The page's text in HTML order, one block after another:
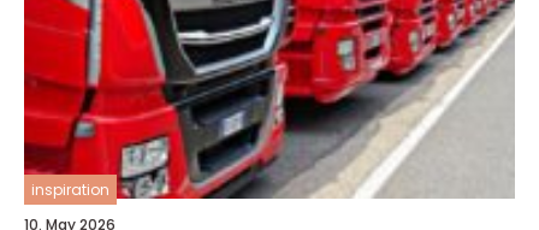
inspiration
10. May 2026